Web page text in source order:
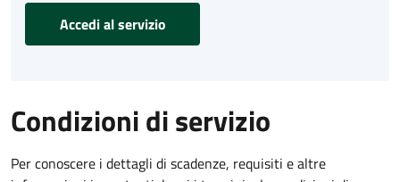
Accedi al servizio
Condizioni di servizio
Per conoscere i dettagli di scadenze, requisiti e altre